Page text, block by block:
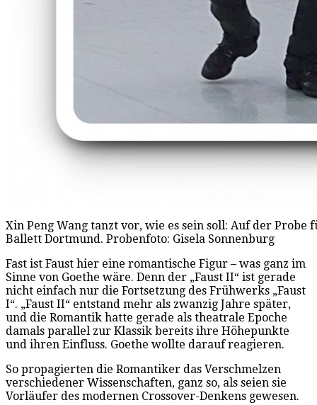
Xin Peng Wang tanzt vor, wie es sein soll: Auf der Probe
Ballett Dortmund. Probenfoto: Gisela Sonnenburg
Fast ist Faust hier eine romantische Figur – was ganz im
Sinne von Goethe wäre. Denn der „Faust II“ ist gerade
nicht einfach nur die Fortsetzung des Frühwerks „Faust
I“. „Faust II“ entstand mehr als zwanzig Jahre später,
und die Romantik hatte gerade als theatrale Epoche
damals parallel zur Klassik bereits ihre Höhepunkte
und ihren Einfluss. Goethe wollte darauf reagieren.
So propagierten die Romantiker das Verschmelzen
verschiedener Wissenschaften, ganz so, als seien sie
Vorläufer des modernen Crossover-Denkens gewesen.